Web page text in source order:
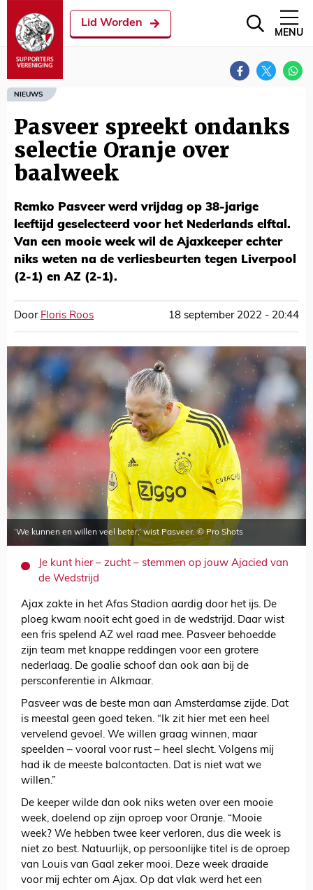
Lid Worden
MENU
NIEUWS
Pasveer spreekt ondanks
selectie Oranje over
baalweek
Remko Pasveer werd vrijdag op 38-jarige
leeftijd geselecteerd voor het Nederlands elftal.
Van een mooie week wil de Ajaxkeeper echter
niks weten na de verliesbeurten tegen Liverpool
(2-1) en AZ (2-1).
Door Floris Roos 18 september 2022 - 20:44
‘We kunnen en willen veel beter,’ wist Pasveer. © Pro Shots
Je kunt hier – zucht – stemmen op jouw Ajacied van
de Wedstrijd
Ajax zakte in het Afas Stadion aardig door het ijs. De
ploeg kwam nooit echt goed in de wedstrijd. Daar wist
een fris spelend AZ wel raad mee. Pasveer behoedde
zijn team met knappe reddingen voor een grotere
nederlaag. De goalie schoof dan ook aan bij de
persconferentie in Alkmaar.
Pasveer was de beste man aan Amsterdamse zijde. Dat
is meestal geen goed teken. “Ik zit hier met een heel
vervelend gevoel. We willen graag winnen, maar
speelden – vooral voor rust – heel slecht. Volgens mij
had ik de meeste balcontacten. Dat is niet wat we
willen.”
De keeper wilde dan ook niks weten over een mooie
week, doelend op zijn oproep voor Oranje. “Mooie
week? We hebben twee keer verloren, dus die week is
niet zo best. Natuurlijk, op persoonlijke titel is de oproep
van Louis van Gaal zeker mooi. Deze week draaide
voor mij echter om Ajax. Op dat vlak werd het een